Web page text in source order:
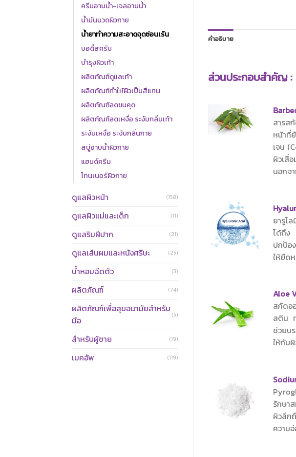
ครีมอาบน้ำ-เจลอาบน้ำ
น้ำมันนวดผิวกาย
น้ำยาทำความสะอาดจุดซ่อนเร้น
บอดี้สครับ
บำรุงผิวเท้า
ผลิตภัณฑ์ดูแลเท้า
ผลิตภัณฑ์ทำให้ผิวเป็นสีแทน
ผลิตภัณฑ์ลดขนคุด
ผลิตภัณฑ์ลดเหงื่อ ระงับกลิ่นเท้า
ระงับเหงื่อ ระงับกลิ่นกาย
สบู่อาบน้ำผิวกาย
แฮนด์ครีม
โทนเนอร์ผิวกาย
ดูแลผิวหน้า (158)
ดูแลผิวแม่และเด็ก (11)
ดูแลริมฝีปาก (21)
ดูแลเส้นผมและหนังศรีษะ (25)
น้ำหอมฉีดตัว (3)
ผลิตภัณฑ์ (74)
ผลิตภัณฑ์เพื่อสุขอนามัยสำหรับ
มือ
(5)
สำหรับผู้ชาย (19)
เมคอัพ (119)
คำอธิบาย
ส่วนประกอบสำคัญ :
สารส
หน้าที่
เจน
ผิวเสื่
นอกจ
ยารูโ
ได้ถึง
ปกป้อ
ให้ยืด
สกัดอ
สติน
ช่วยบ
ให้กับ
รักษา
ผิวลึก
ความ